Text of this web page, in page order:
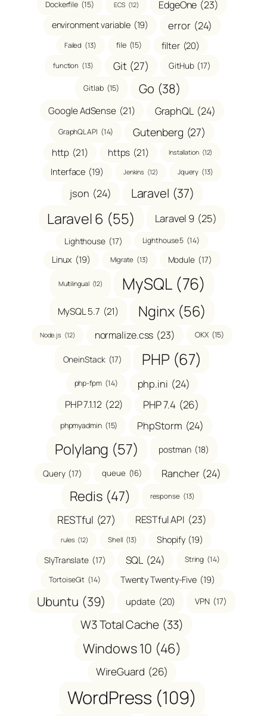
Dockerfile (15) ECS (12) EdgeOne (23)
environment variable (19) error (24)
Failed (13) file (15) filter (20)
function (13) Git (27) GitHub (17)
Gitlab (15) Go (38)
Google AdSense (21) GraphQL (24)
GraphQL API (14) Gutenberg (27)
http (21) https (21) Installation (12)
Interface (19) Jenkins (12) Jquery (13)
json (24) Laravel (37)
Laravel 6 (55) Laravel 9 (25)
Lighthouse (17) Lighthouse 5 (14)
Linux (19) Migrate (13) Module (17)
Multilingual (12) MySQL (76)
MySQL 5.7 (21) Nginx (56)
Node.js (12) normalize.css (23) OKX (15)
OneinStack (17) PHP (67)
php-fpm (14) php.ini (24)
PHP 7.1.12 (22) PHP 7.4 (26)
phpmyadmin (15) PhpStorm (24)
Polylang (57) postman (18)
Query (17) queue (16) Rancher (24)
Redis (47) response (13)
RESTful (27) RESTful API (23)
rules (12) Shell (13) Shopify (19)
SlyTranslate (17) SQL (24) String (14)
TortoiseGit (14) Twenty Twenty-Five (19)
Ubuntu (39) update (20) VPN (17)
W3 Total Cache (33)
Windows 10 (46)
WireGuard (26)
WordPress (109)